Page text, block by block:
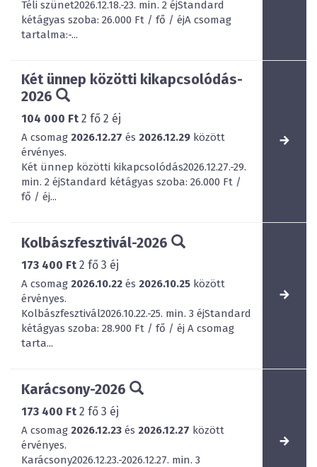
Téli szünet2026.12.18.-23. min. 2 éjStandard
kétágyas szoba: 26.000 Ft / fő / éjA csomag
tartalma:-...
Két ünnep közötti kikapcsolódás-
2026
104 000 Ft 2 fő 2 éj
A csomag 2026.12.27 és 2026.12.29 között
érvényes.
Két ünnep közötti kikapcsolódás2026.12.27.-29.
min. 2 éjStandard kétágyas szoba: 26.000 Ft /
fő / éj...
Kolbászfesztivál-2026
173 400 Ft 2 fő 3 éj
A csomag 2026.10.22 és 2026.10.25 között
érvényes.
Kolbászfesztivál2026.10.22.-25. min. 3 éjStandard
kétágyas szoba: 28.900 Ft / fő / éj A csomag
tarta...
Karácsony-2026
173 400 Ft 2 fő 3 éj
A csomag 2026.12.23 és 2026.12.27 között
érvényes.
Karácsony2026.12.23.-2026.12.27. min. 3